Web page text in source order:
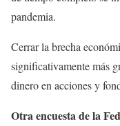
pandemia.
Cerrar la brecha
significativamente más
dinero en acciones y
Otra encuesta de la